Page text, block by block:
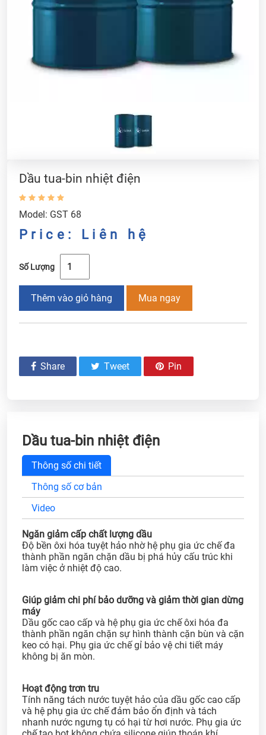
Dầu tua-bin nhiệt điện
Model: GST 68
Price: Liên hệ
Số Lượng
Thêm vào giỏ hàng Mua ngay
Share Tweet Pin
Dầu tua-bin nhiệt điện
Thông số chi tiết
Thông số cơ bản
Video
Ngăn giảm cấp chất lượng dầu
Độ bền ôxi hóa tuyệt hảo nhờ hệ phụ gia ức chế đa
thành phần ngăn chặn dầu bị phá hủy cấu trúc khi
làm việc ở nhiệt độ cao.
Giúp giảm chi phí bảo dưỡng và giảm thời gian dừng
máy
Dầu gốc cao cấp và hệ phụ gia ức chế ôxi hóa đa
thành phần ngăn chặn sự hình thành cặn bùn và cặn
keo có hại. Phụ gia ức chế gỉ bảo vệ chi tiết máy
không bị ăn mòn.
Hoạt động trơn tru
Tính năng tách nước tuyệt hảo của dầu gốc cao cấp
và hệ phụ gia ức chế đảm bảo ổn định và tách
nhanh nước ngưng tụ có hại từ hơi nước. Phụ gia ức